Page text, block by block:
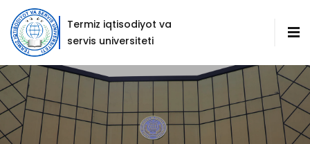
Termiz iqtisodiyot va
servis universiteti